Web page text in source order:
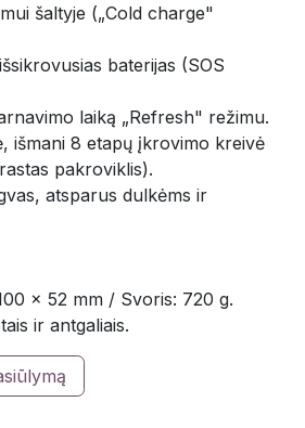
šaltyje („Cold charge"
baterijas (SOS
laiką „Refresh" režimu.
išmani 8 etapų įkrovimo kreivė
pakroviklis).
atsparus dulkėms ir
x 52 mm / Svoris: 720 g.
ir antgaliais.